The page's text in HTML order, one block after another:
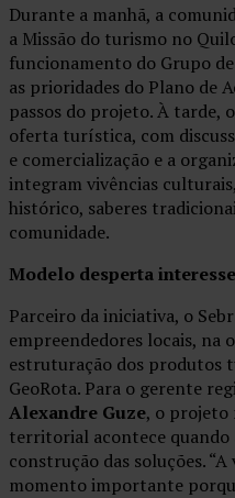
Durante a manhã, a
a Missão do turismo no
funcionamento do Grupo
as prioridades do Plano de
passos do projeto. À tarde,
oferta turística, com
e comercialização e a
integram vivências
histórico, saberes
comunidade.
Modelo desperta
Parceiro da iniciativa, o
empreendedores locais, na
estruturação dos produtos
GeoRota. Para o gerente
Alexandre Guze, o projeto
territorial acontece quando
construção das soluções.
momento importante